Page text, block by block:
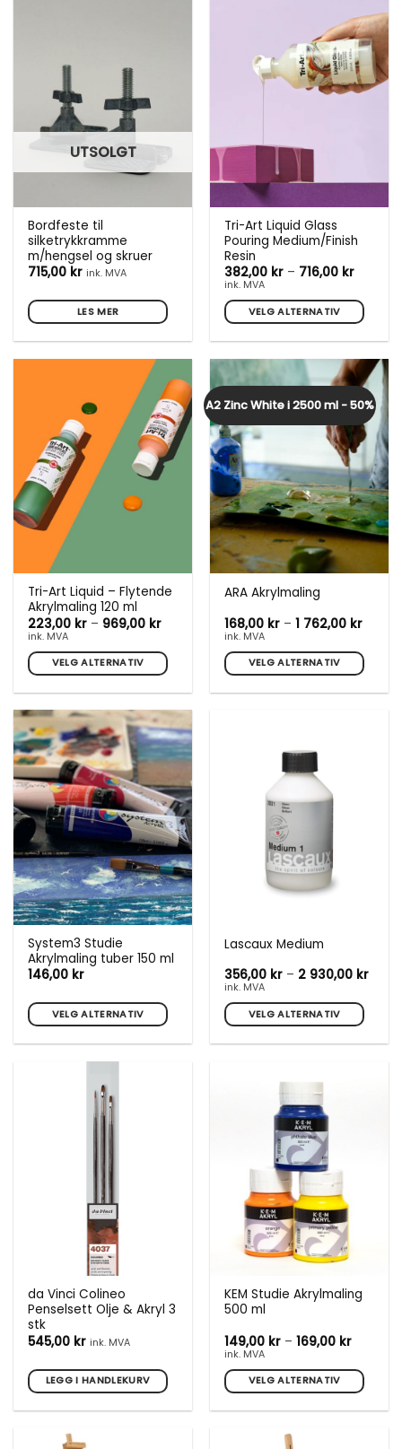
UTSOLGT
Bordfeste til
silketrykkramme
m/hengsel og skruer
715,00 kr ink. MVA
LES MER
Tri-Art Liquid Glass
Pouring Medium/Finish
Resin
382,00 kr – 716,00 kr
716,00
ink. MVA
VELG ALTERNATIV
har
flere
varianter.
Alternativene
kan
velges
på
produktsiden
Tri-Art Liquid – Flytende
Akrylmaling 120 ml
223,00 kr – 969,00 krPrisområde:
969,00 kr
ink. MVA
VELG ALTERNATIV
har
flere
varianter.
Alternativene
kan
velges
på
produktsiden
A2 Zinc White i 2500 ml - 50%
ARA Akrylmaling
168,00 kr – 1 762,00 kr
1
ink. MVA
VELG ALTERNATIV
varianter.
Alternativene
produktsiden
System3 Studie
Akrylmaling tuber 150 ml
146,00 kr
VELG ALTERNATIV
Alternativene
produktsiden
Lascaux Medium
356,00 kr – 2 930,00 kr
ink. MVA
VELG ALTERNATIV
varianter.
Alternativene
velges
produktsiden
da Vinci Colineo
Penselsett Olje & Akryl 3
stk
545,00 kr ink. MVA
LEGG I HANDLEKURV
KEM Studie Akrylmaling
500 ml
149,00 kr – 169,00 kr
169,00
ink. MVA
VELG ALTERNATIV